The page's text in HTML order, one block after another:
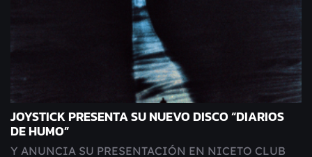
JOYSTICK PRESENTA SU NUEVO DISCO “DIARIOS
DE HUMO”
Y ANUNCIA SU PRESENTACIÓN EN NICETO CLUB